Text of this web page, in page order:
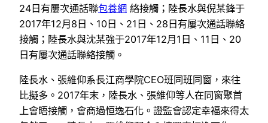
24日有屢次通話聯包養網 絡接觸；陸長水與倪某鋒于
2017年12月8日、10日、21日、28日有屢次通話聯絡
接觸；陸長水與沈某強于2017年12月1日、11日、20
日有屢次通話聯絡接觸。
陸長水、張維仰系長江商學院CEO班同班同窗，來往
比擬多。2017年末，陸長水、張維仰等人在同窗聚首
上會晤接觸，會商過恒逸石化。證監會認定幸福來得太